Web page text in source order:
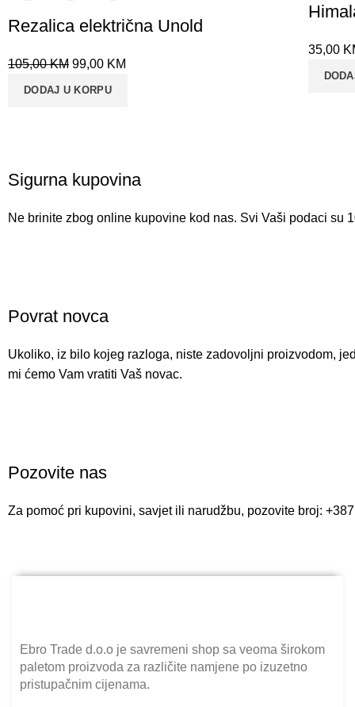
Rezalica električna Unold
105,00KM 99,00 KM
DODAJ U KORPU
35,00
Sigurna kupovina
Ne brinite zbog online kupovine kod nas. Svi Vaši podaci su
Povrat novca
Ukoliko, iz bilo kojeg razloga, niste zadovoljni proizvodom,
mi ćemo Vam vratiti Vaš novac.
Pozovite nas
Za pomoć pri kupovini, savjet ili narudžbu, pozovite broj:
Ebro Trade d.o.o je savremeni shop sa veoma širokom
paletom proizvoda za različite namjene po izuzetno
pristupačnim cijenama.